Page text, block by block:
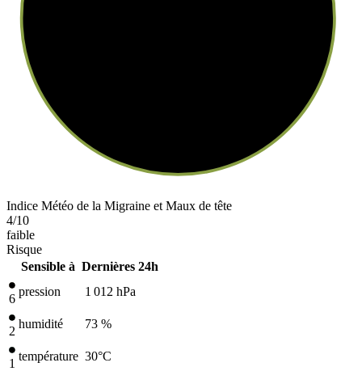
Indice Météo de la Migraine et Maux de tête
4/10
faible
Risque
Sensible à Dernières 24h
6
pression 1 012 hPa
2
humidité 73 %
1
température 30°C